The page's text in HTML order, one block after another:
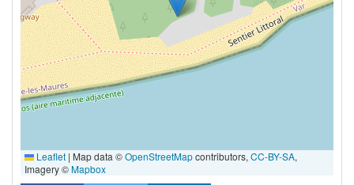
Leaflet | Map data ©OpenStreetMapcontributors, CC-BY-SA,
Imagery ©Mapbox